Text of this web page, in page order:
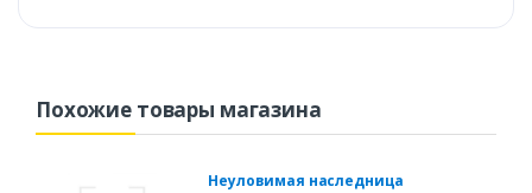
Похожие товары магазина
Неуловимая наследница